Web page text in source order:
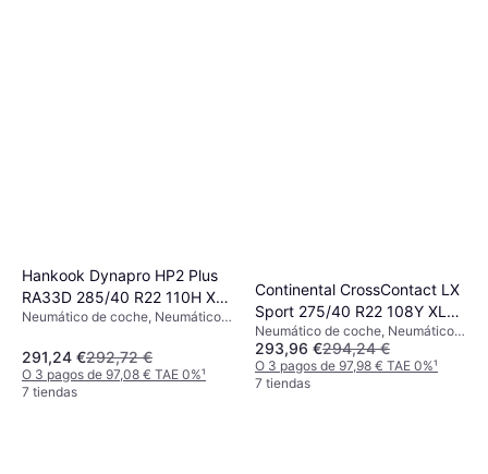
Hankook Dynapro HP2 Plus
RA33D 285/40 R22 110H XL
4PR
Neumático de coche, Neumáticos
las estaciones, No, Vehículo
Utilitario Deportivo, Perfil 40 %,
Índice de Velocidad H (210 km/h)
291,24 €292,72 €
O 3 pagos de 97,08 € TAE 0%¹
7 tiendas
Continental CrossContact LX
Sport 275/40 R22 108Y XL
ContiSilent
Neumático de coche, Neumáticos
para todas las estaciones,
Neumáticos de verano, No, Coche
de Pasajeros, Vehículo Utilitario
293,96 €294,24 €
O 3 pagos de 97,98 € TAE 0%¹
7 tiendas